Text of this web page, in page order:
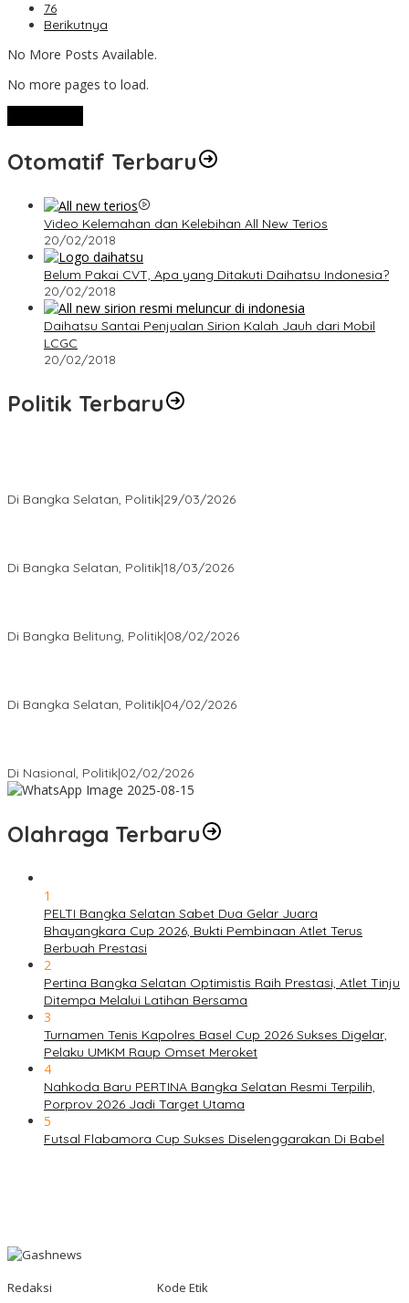
76
Berikutnya
No More Posts Available.
No more pages to load.
Otomatif Terbaru
Video Kelemahan dan Kelebihan All New Terios
20/02/2018
Belum Pakai CVT, Apa yang Ditakuti Daihatsu Indonesia?
20/02/2018
Daihatsu Santai Penjualan Sirion Kalah Jauh dari Mobil
LCGC
20/02/2018
Politik Terbaru
Di Bangka Selatan, Politik|29/03/2026
Di Bangka Selatan, Politik|18/03/2026
Di Bangka Belitung, Politik|08/02/2026
Di Bangka Selatan, Politik|04/02/2026
Di Nasional, Politik|02/02/2026
Olahraga Terbaru
1
PELTI Bangka Selatan Sabet Dua Gelar Juara
Bhayangkara Cup 2026, Bukti Pembinaan Atlet Terus
Berbuah Prestasi
2
Pertina Bangka Selatan Optimistis Raih Prestasi, Atlet Tinju
Ditempa Melalui Latihan Bersama
3
Turnamen Tenis Kapolres Basel Cup 2026 Sukses Digelar,
Pelaku UMKM Raup Omset Meroket
4
Nahkoda Baru PERTINA Bangka Selatan Resmi Terpilih,
Porprov 2026 Jadi Target Utama
5
Futsal Flabamora Cup Sukses Diselenggarakan Di Babel
Redaksi Kode Etik